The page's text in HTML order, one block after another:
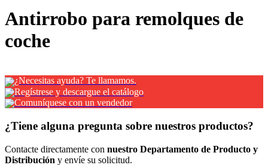
Antirrobo para remolques de
coche
¿Necesitas ayuda? Te llamamos.
Regístrese y descargue el catálogo
Comuníquese con un vendedor
¿Tiene alguna pregunta sobre nuestros productos?
Contacte directamente con nuestro Departamento de Producto y
Distribución y envíe su solicitud.